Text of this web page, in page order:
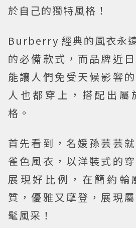
於自己的獨特風格！
Burberry 經典的風衣永
的必備款式，而品牌近
能讓人們免受天候影響
人也都穿上，搭配出屬
格。
首先看到，名媛孫芸芸
雀色風衣，以洋裝式的
展現好比例，在簡約輪
質，優雅又摩登，展現
髦風采！